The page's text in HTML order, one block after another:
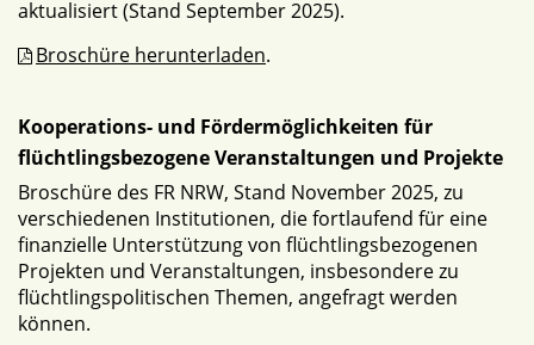
aktualisiert (Stand September 2025).
Broschüre herunterladen.
Kooperations- und Fördermöglichkeiten für
flüchtlingsbezogene Veranstaltungen und Projekte
Broschüre des FR NRW, Stand November 2025, zu
verschiedenen Institutionen, die fortlaufend für eine
finanzielle Unterstützung von flüchtlingsbezogenen
Projekten und Veranstaltungen, insbesondere zu
flüchtlingspolitischen Themen, angefragt werden
können.